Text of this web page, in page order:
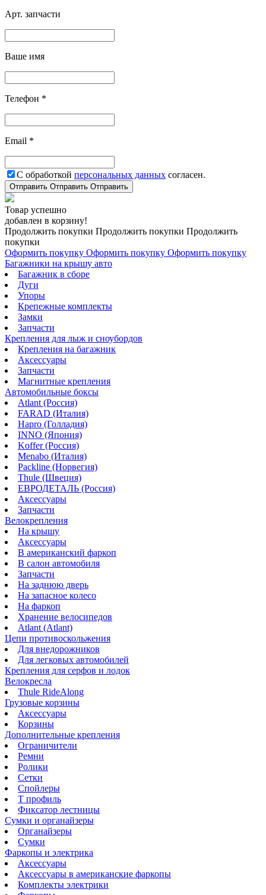
Арт. запчасти
Ваше имя
Телефон *
Email *
С обработкой персональных данных согласен.
Отправить Отправить Отправить
Товар успешно
добавлен в корзину!
Продолжить покупки Продолжить покупки Продолжить
покупки
Оформить покупку Оформить покупку Оформить покупку
Багажники на крышу авто
Багажник в сборе
Дуги
Упоры
Крепежные комплекты
Замки
Запчасти
Крепления для лыж и сноубордов
Крепления на багажник
Аксессуары
Запчасти
Магнитные крепления
Автомобильные боксы
Atlant (Россия)
FARAD (Италия)
Hapro (Голладия)
INNO (Япония)
Koffer (Россия)
Menabo (Италия)
Packline (Норвегия)
Thule (Швеция)
ЕВРОДЕТАЛЬ (Россия)
Аксессуары
Запчасти
Велокрепления
На крышу
Аксессуары
В американский фаркоп
В салон автомобиля
Запчасти
На заднюю дверь
На запасное колесо
На фаркоп
Хранение велосипедов
Atlant (Atlant)
Цепи противоскольжения
Для внедорожников
Для легковых автомобилей
Крепления для серфов и лодок
Велокресла
Thule RideAlong
Грузовые корзины
Аксессуары
Корзины
Дополнительные крепления
Ограничители
Ремни
Ролики
Сетки
Спойлеры
Т профиль
Фиксатор лестницы
Сумки и органайзеры
Органайзеры
Сумки
Фаркопы и электрика
Аксессуары
Аксессуары в американские фаркопы
Комплекты электрики